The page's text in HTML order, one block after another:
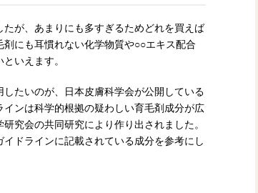
が、あまりにも多すぎるためどれを買えば
にも耳慣れない化学物質や○○エキス配合
いえます。
たいのが、日本皮膚科学会が公開している
インは科学的根拠の疑わしい育毛剤成分が広
究会の共同研究により作り出されました。
ドラインに記載されている成分を参考にし